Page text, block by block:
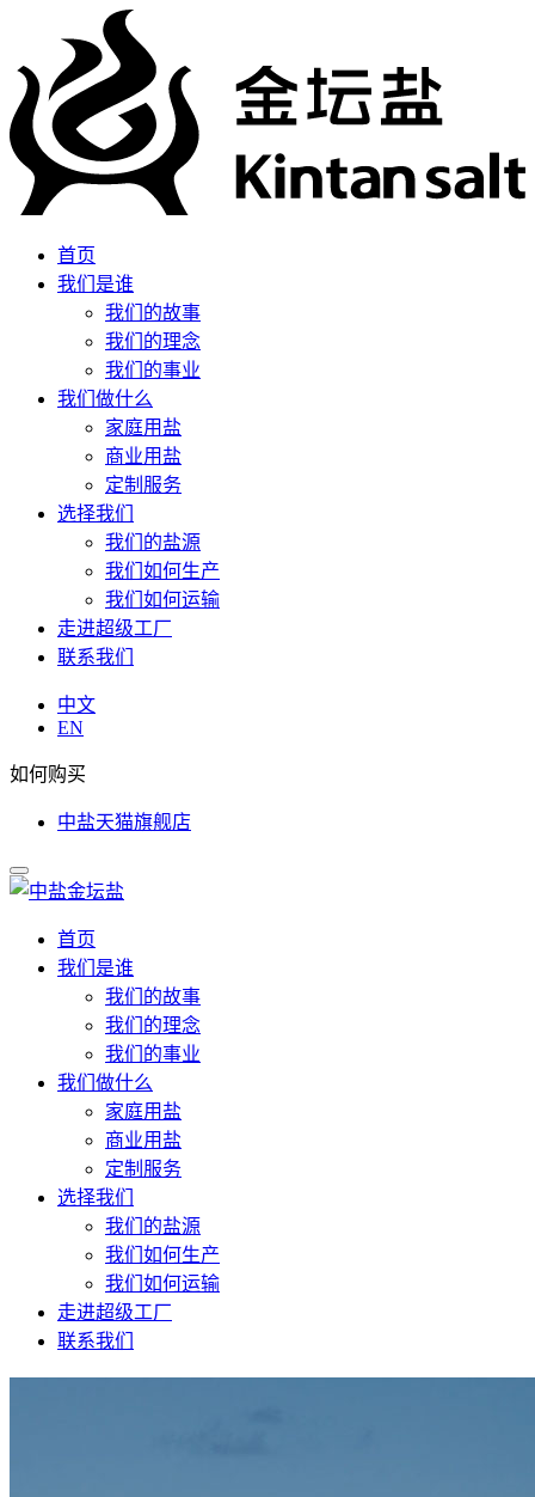
首页
我们是谁
我们的故事
我们的理念
我们的事业
我们做什么
家庭用盐
商业用盐
定制服务
选择我们
我们的盐源
我们如何生产
我们如何运输
走进超级工厂
联系我们
中文
EN
如何购买
中盐天猫旗舰店
首页
我们是谁
我们的故事
我们的理念
我们的事业
我们做什么
家庭用盐
商业用盐
定制服务
选择我们
我们的盐源
我们如何生产
我们如何运输
走进超级工厂
联系我们